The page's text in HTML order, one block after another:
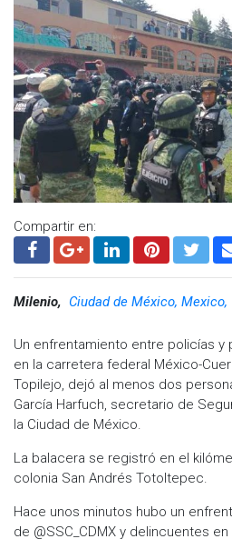
Compartir en:
Milenio, Ciudad de México, Mexico,
Un enfrentamiento entre policías
en la carretera federal México-
Topilejo, dejó al menos dos
García Harfuch, secretario de
la Ciudad de México.
La balacera se registró en el
colonia San Andrés Totoltepec.
Hace unos minutos hubo un
de @SSC_CDMX y delincuentes